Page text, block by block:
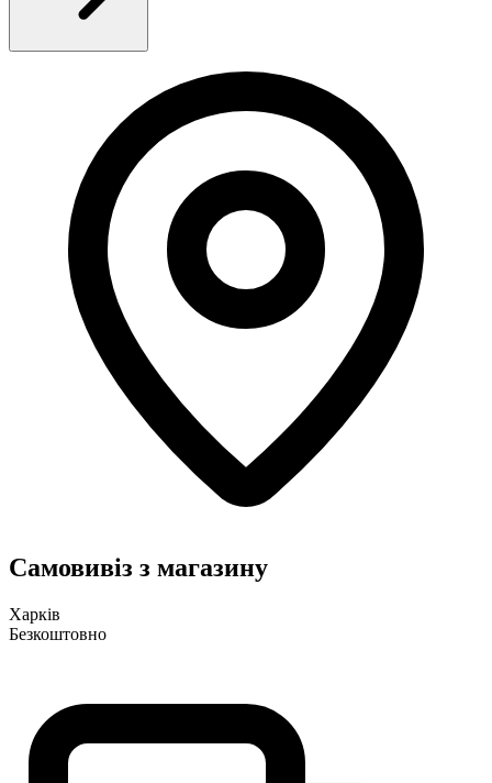
Самовивіз з магазину
Харків
Безкоштовно